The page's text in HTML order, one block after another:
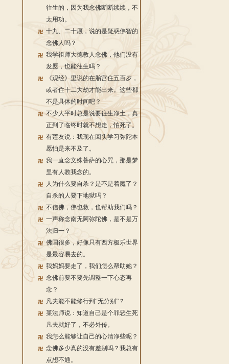
往生的，因为我念佛断断续续，不
太用功。
十九、二十愿，说的是疑惑佛智的
念佛人吗？
我学祖师大德教人念佛，他们没有
发愿，也能往生吗？
《观经》里说的在胎宫住五百岁，
或者住十二大劫才能出来。这些都
不是具体的时间吧？
不少人平时总是说要往生净土，真
正到了临终时就不想走，怕死了。
有莲友说：我现在回头学习弥陀本
愿怕是来不及了。
我一直念文殊菩萨的心咒，那是梦
里有人教我念的。
人为什么要自杀？是不是着魔了？
自杀的人要下地狱吗？
不信佛，佛也救，也帮助我们吗？
一声称念南无阿弥陀佛，是不是万
法归一？
佛国很多，好像只有西方极乐世界
是最容易去的。
我妈妈要走了，我们怎么帮助她？
念佛前要不要先调整一下心态再
念？
凡夫能不能修行到“无分别”？
某法师说：知道自己是个罪恶生死
凡夫就好了，不必外传。
我怎么能够让自己的心清净些呢？
念佛多少真的没有差别吗？我总有
点想不通。